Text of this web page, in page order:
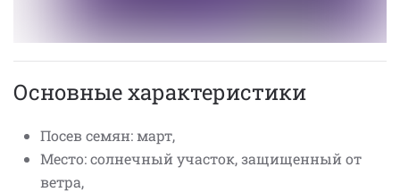
Основные характеристики
Посев семян: март,
Место: солнечный участок, защищенный от
ветра,